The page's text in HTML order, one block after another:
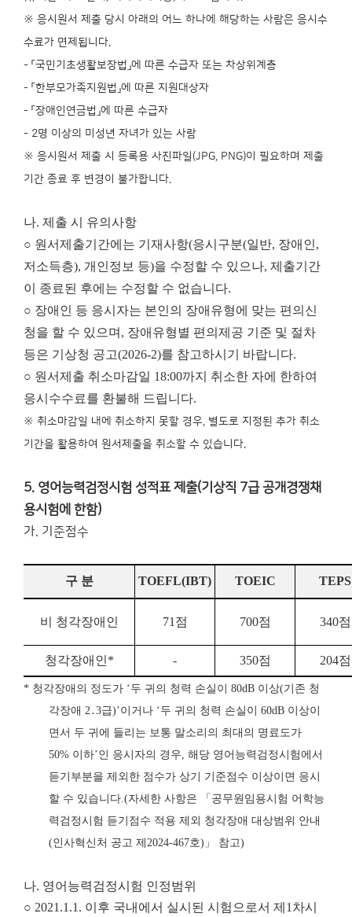
※ 응시원서 제출 당시 아래의 어느 하나에 해당하는 사람은 응시수
수료가 면제됩니다.
- 「국민기초생활보장법」에 따른 수급자 또는 차상위계층
- 「한부모가족지원법」에 따른 지원대상자
- 「장애인연금법」에 따른 수급자
- 2명 이상의 미성년 자녀가 있는 사람
※ 응시원서 제출 시 등록용 사진파일(JPG, PNG)이 필요하며 제출
기간 종료 후 변경이 불가합니다.
나. 제출 시 유의사항
○ 원서제출기간에는 기재사항(응시구분(일반, 장애인,
저소득층), 개인정보 등)을 수정할 수 있으나, 제출기간
이 종료된 후에는 수정할 수 없습니다.
○ 장애인 등 응시자는 본인의 장애유형에 맞는 편의신
청을 할 수 있으며, 장애유형별 편의제공 기준 및 절차
등은 기상청 공고(2026-2)를 참고하시기 바랍니다.
○ 원서제출 취소마감일 18:00까지 취소한 자에 한하여
응시수수료를 환불해 드립니다.
※ 취소마감일 내에 취소하지 못할 경우, 별도로 지정된 추가 취소
기간을 활용하여 원서제출을 취소할 수 있습니다.
5. 영어능력검정시험 성적표 제출(기상직 7급 공개경쟁채
용시험에 한함)
가. 기준점수
구 분 TOEFL(IBT) TOEIC TEPS
비 청각장애인 71 점 700점 340점
청각장애인* - 350점 204점
* 청각장애의 정도가 ‘두 귀의 청력 손실이 80dB 이상(기존 청
각장애 2․3급)’이거나 ‘두 귀의 청력 손실이 60dB 이상이
면서 두 귀에 들리는 보통 말소리의 최대의 명료도가
50% 이하’인 응시자의 경우, 해당 영어능력검정시험에서
듣기부분을 제외한 점수가 상기 기준점수 이상이면 응시
할 수 있습니다.(자세한 사항은 「 공무원임용시험 어학능
력 검정시험 듣기점수 적용 제외 청각장애 대상범위 안내
(인사혁신처 공고 제 2024-467호) 」 참고)
나. 영어능력검정시험 인정범위
○ 2021.1.1. 이후 국내에서 실시된 시험으로서 제1차시